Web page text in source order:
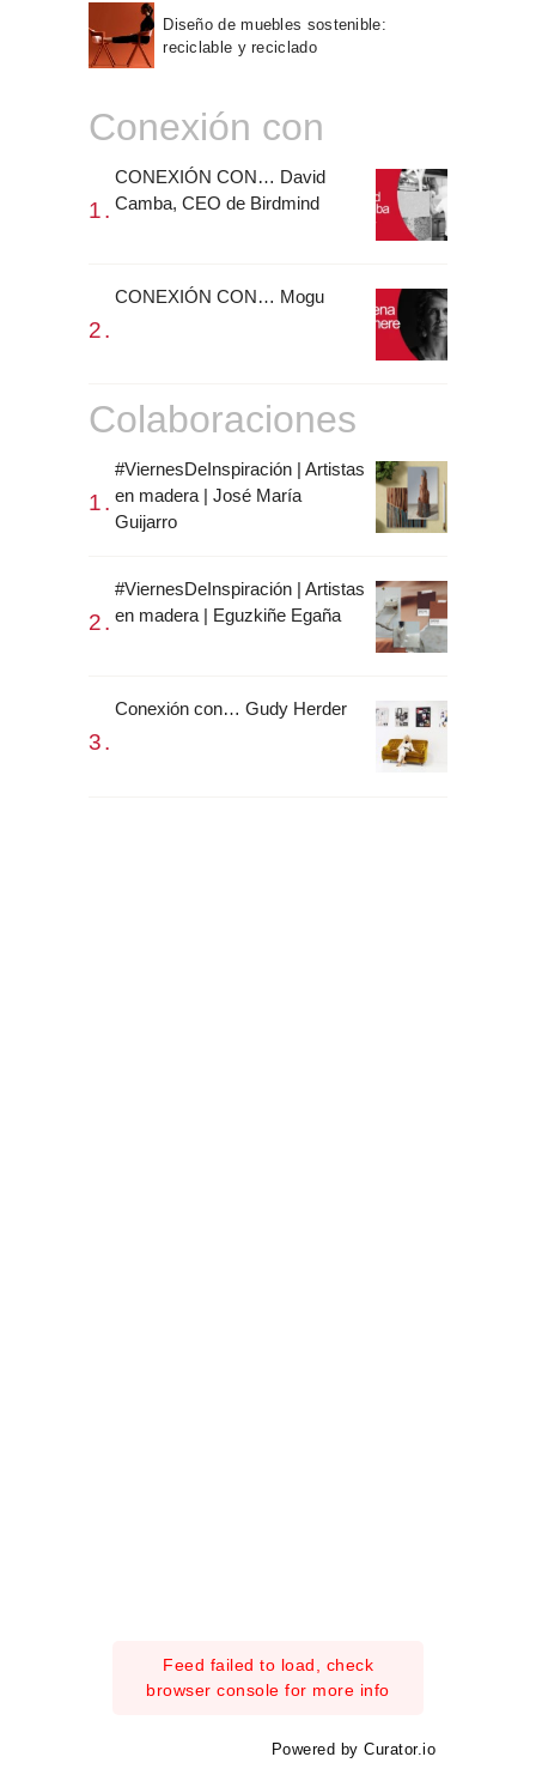
Diseño de muebles sostenible:
reciclable y reciclado
Conexión con
CONEXIÓN CON… David
Camba, CEO de Birdmind
CONEXIÓN CON… Mogu
Colaboraciones
#ViernesDeInspiración | Artistas
en madera | José María
Guijarro
#ViernesDeInspiración | Artistas
en madera | Eguzkiñe Egaña
Conexión con… Gudy Herder
Feed failed to load, check
browser console for more info
Powered by Curator.io